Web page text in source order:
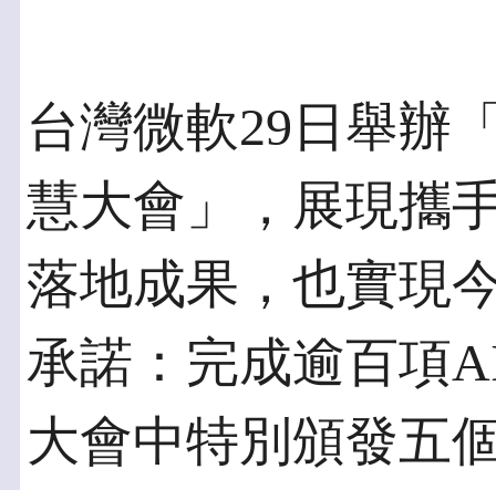
台灣微軟29日舉辦
慧大會」，展現攜
落地成果，也實現
承諾：完成逾百項
大會中特別頒發五